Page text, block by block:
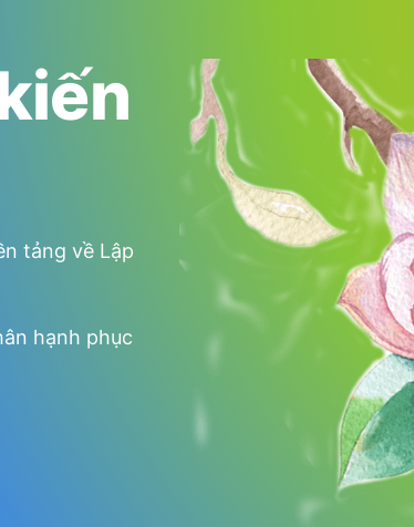
tảng về Lập
hạnh phục